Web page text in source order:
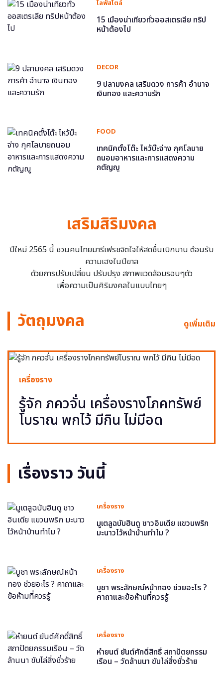
ไลฟ์สไตล์
15 เมืองน่าเที่ยวทั่วออสเตรเลีย ทริป
หน้าต้องไป
DECOR
9 ปลามงคล เสริมดวง การค้า อำนาจ
เงินทอง และความรัก
FOOD
เทคนิคตั้งโต๊ะ ไหว้บ๊ะจ่าง กุศโลบาย
ถนอมอาหารและการแสดงความ
กตัญญู
เสริมสิริมงคล
ปีใหม่ 2565 นี้ ชวนคนไทยมารีเฟรชจิตใจให้สดชื่นเบิกบาน ต้อนรับ
ความเฮงในปีขาล
ด้วยการปรับเปลี่ยน ปรับปรุง สภาพแวดล้อมรอบๆตัว
เพื่อความเป็นศิริมงคลในแบบไทยๆ
วัตถุมงคล ดูเพิ่มเติม
เครื่องราง
รู้จัก ภควจั่น เครื่องรางโภคทรัพย์
โบราณ พกไว้ มีกิน ไม่มีอด
เรื่องราว วันนี้
เครื่องราง
มูเตลูฉบับฮินดู ชาวอินเดีย แขวนพริก
มะนาวไว้หน้าบ้านทำไม ?
เครื่องราง
บูชา พระลักษณ์หน้าทอง ช่วยอะไร ?
คาถาและข้อห้ามที่ควรรู้
เครื่องราง
หำยนต์ ยันต์ศักดิ์สิทธิ์ สถาปัตยกรรม
เรือน – วัดล้านนา ขับไล่สิ่งชั่วร้าย